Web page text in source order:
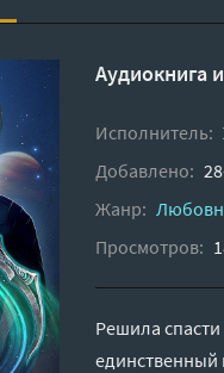
Аудиокнига
Исполнитель:
Добавлено:
Жанр:
Просмотров:
Решила